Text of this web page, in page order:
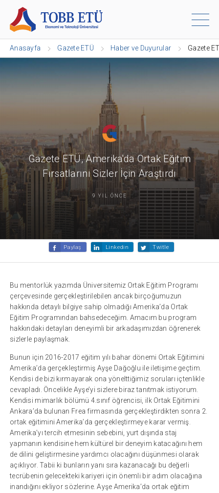
Anasayfa Gazete ETÜ Haber ve Duyurular Gazete
Gazete ETÜ, Amerika'da Ortak Eğitim
Fırsatlarını Sizler İçin Araştırdı
9 YIL ÖNCE
Paylaş Linkedin Twitle
Bu mentorlük yazımda Üniversitemiz Ortak Eğitim Programı
çerçevesinde gerçekleştirilebilen ancak birçoğumuzun
hakkında detaylı bilgiye sahip olmadığı Amerika’da Ortak
Eğitim Programından bahsedeceğim. Amacım bu program
hakkındaki detayları deneyimli bir arkadaşımızdan öğrenerek
sizlerle paylaşmak.
Bunun için 2016-2017 eğitim yılı bahar dönemi Ortak Eğitimini
Amerika’da gerçekleştirmiş Ayşe Dağoğlu ile iletişime geçtim.
Kendisi de bizi kırmayarak ona yönelttiğimiz soruları içtenlikle
cevapladı. Öncelikle Ayşe’yi sizlere biraz tanıtmak istiyorum.
Kendisi mimarlık bölümü 4.sınıf öğrencisi, ilk Ortak Eğitimini
Ankara’da bulunan Frea firmasında gerçekleştirdikten sonra 2.
ortak eğitimini Amerika’da gerçekleştirmeye karar vermiş.
Amerika’yı tercih etmesinin sebebini, yurt dışında staj
yapmanın kendisine hem kültürel bir deneyim katacağını hem
de dilini geliştirmesine yardımcı olacağını düşünmesi olarak
açıklıyor. Tabii ki bunların yanı sıra kazanacağı bu değerli
tecrübenin gelecekteki kariyeri için önemli bir adım olacağına
inandığını ekliyor sözlerine. Ayşe Amerika’da ortak eğitim